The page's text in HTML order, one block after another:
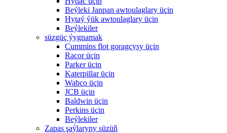
Beýleki Janpan awtoulaglary üçin
Hytaý ýük awtoulaglary üçin
Beýlekiler
süzgüç ýygnamak
Cummins flot goragçysy üçin
Racor üçin
Parker üçin
Katerpillar üçin
Wabco üçin
JCB üçin
Baldwin üçin
Perkins üçin
Beýlekiler
Zapas şaýlaryny süzüň